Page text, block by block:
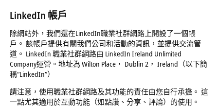
LinkedIn 帳戶
除網站外，我們還在LinkedIn職業社群網路上開設了一個帳
戶。 該帳戶提供有關我們公司和活動的資訊，並提供交流管
道。 LinkedIn 職業社群網路由 LinkedIn Ireland Unlimited
Company運營。地址為 Wilton Place， Dublin 2， Ireland（以下簡
稱“LinkedIn”）
請注意，使用職業社群網路及其功能的責任由您自行承擔。 這
一點尤其適用於互動功能（如點讚、分享、評論）的使用。